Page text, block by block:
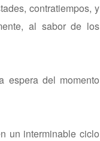
contratiempos, y
al sabor de los
espera del momento
un interminable ciclo